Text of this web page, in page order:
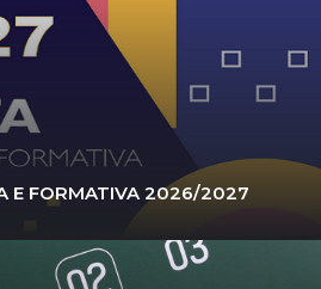
E FORMATIVA 2026/2027